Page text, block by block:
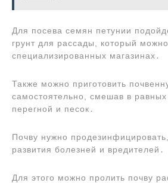
Для посева семян петунии
грунт для рассады, который
специализированных магазинах․
Также можно приготовить
самостоятельно, смешав в
перегной и песок․
Почву нужно
развития болезней и вредителей․
Для этого можно пролить почву